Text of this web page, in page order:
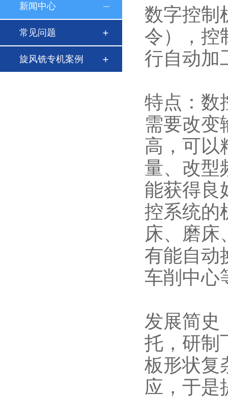
新闻中心
常见问题
旋风铣专机案例
数字控制
令），控
行自动加
特点：数
需要改变
高，可以
量、改型
能获得良
控系统的
床、磨床
有能自动
车削中心
发展简史
托，研制
板形状复
应，于是